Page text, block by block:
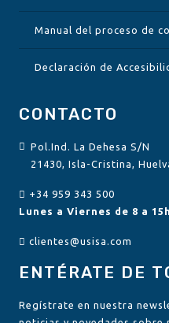
Manual del proceso de
Declaración de
CONTACTO
Pol.Ind. La Dehesa S/N
21430, Isla-Cristina,
+34 959 343 500
Lunes a Viernes de 8 a
clientes@usisa.com
ENTÉRATE DE
Regístrate en nuestra